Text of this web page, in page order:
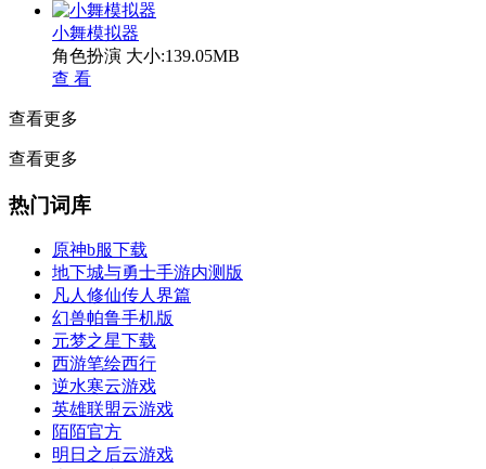
小舞模拟器
角色扮演 大小:139.05MB
查 看
查看更多
查看更多
热门词库
原神b服下载
地下城与勇士手游内测版
凡人修仙传人界篇
幻兽帕鲁手机版
元梦之星下载
西游笔绘西行
逆水寒云游戏
英雄联盟云游戏
陌陌官方
明日之后云游戏